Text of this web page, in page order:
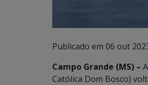
Publicado em 06 out
Campo Grande (MS) –
Católica Dom Bosco)